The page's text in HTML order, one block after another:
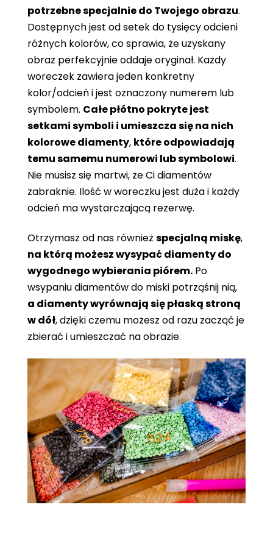
potrzebne specjalnie do Twojego obrazu.
Dostępnych jest od setek do tysięcy odcieni
różnych kolorów, co sprawia, że ​​uzyskany
obraz perfekcyjnie oddaje oryginał. Każdy
woreczek zawiera jeden konkretny
kolor/odcień i jest oznaczony numerem lub
symbolem. Całe płótno pokryte jest
setkami symboli i umieszcza się na nich
kolorowe diamenty, które odpowiadają
temu samemu numerowi lub symbolowi.
Nie musisz się martwi, że Ci diamentów
zabraknie. Ilość w woreczku jest duża i każdy
odcień ma wystarczającą rezerwę.
Otrzymasz od nas również specjalną miskę,
na którą możesz wysypać diamenty do
wygodnego wybierania piórem. Po
wsypaniu diamentów do miski potrząśnij nią,
a diamenty wyrównają się płaską stroną
w dół, dzięki czemu możesz od razu zacząć je
zbierać i umieszczać na obrazie.